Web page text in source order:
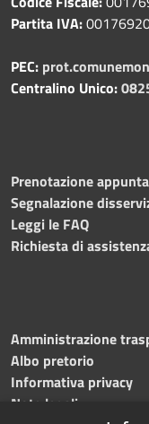
Partita IVA:
PEC:
Centralino Unico:
Prenotazione
Segnalazione
Leggi le FAQ
Richiesta di
Amministrazione
Albo pretorio
Informativa privacy
Note legali